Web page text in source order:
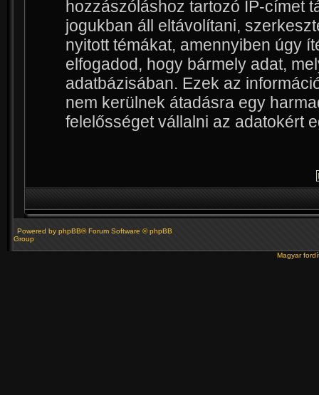
hozzászóláshoz tartozó IP-címet
jogukban áll eltávolítani,
nyitott témákat, amennyiben úgy
elfogadod, hogy bármely adat,
adatbázisában. Ezek az
nem kerülnek átadásra egy
felelősséget vállalni az adatokért
Powered by phpBB® Forum Software © phpBB
Group
Magyar